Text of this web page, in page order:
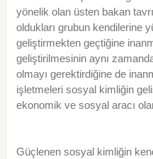
yönelik olan üsten bakan
oldukları grubun kendilerine
geliştirmekten geçtiğine
geliştirilmesinin aynı
olmayı gerektirdiğine de
işletmeleri sosyal kimliğin
ekonomik ve sosyal aracı
Güçlenen sosyal kimliğin